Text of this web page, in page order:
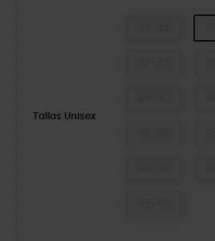
Tallas Unisex